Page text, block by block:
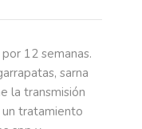
12 semanas.
sarna
la transmisión
tratamiento